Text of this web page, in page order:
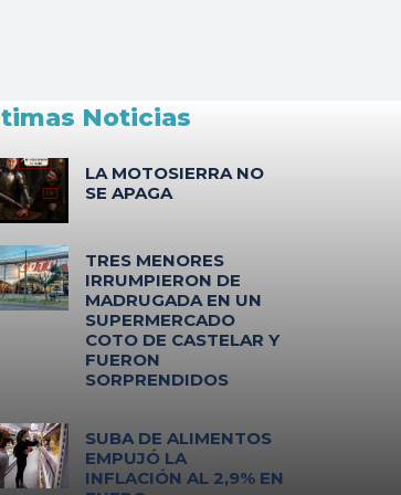
Noticias
LA MOTOSIERRA NO
SE APAGA
TRES MENORES
IRRUMPIERON DE
MADRUGADA EN UN
SUPERMERCADO
COTO DE CASTELAR Y
FUERON
SORPRENDIDOS
SUBA DE ALIMENTOS
EMPUJÓ LA
INFLACIÓN AL 2,9% EN